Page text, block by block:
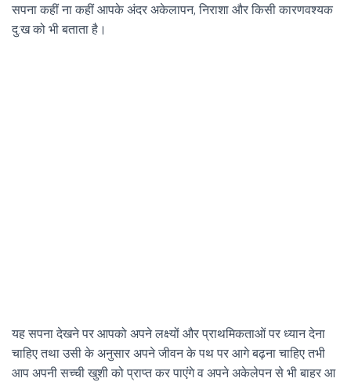
सपना कहीं ना कहीं आपके अंदर अकेलापन, निराशा और किसी कारणवश्यक
दु:ख को भी बताता है।
यह सपना देखने पर आपको अपने लक्ष्यों और प्राथमिकताओं पर ध्यान देना
चाहिए तथा उसी के अनुसार अपने जीवन के पथ पर आगे बढ़ना चाहिए तभी
आप अपनी सच्ची खुशी को प्राप्त कर पाएंगे व अपने अकेलेपन से भी बाहर आ